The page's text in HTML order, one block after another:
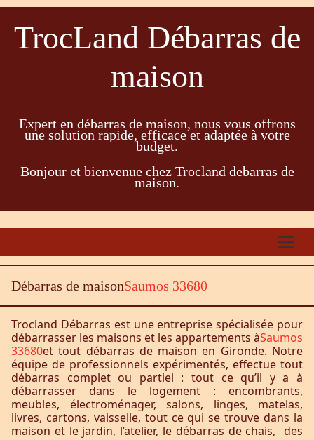
TrocLand Débarras de
maison
Expert en débarras de maison, nous vous offrons
une solution rapide, efficace et adaptée à votre
budget.
Bonjour et bienvenue chez Trocland debarras de
maison.
Débarras de maisonSaumos 33680
Trocland Débarras est une entreprise spécialisée pour
débarrasser les maisons et les appartements àSaumos
33680et tout débarras de maison en Gironde. Notre
équipe de professionnels expérimentés, effectue tout
débarras complet ou partiel : tout ce qu’il y a à
débarrasser dans le logement : encombrants,
meubles, électroménager, salons, linges, matelas,
livres, cartons, vaisselle, tout ce qui se trouve dans la
maison et le jardin, l’atelier, le débarras de chais, des